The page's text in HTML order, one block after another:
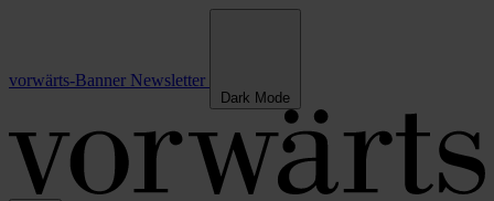
vorwärts-Banner Newsletter
Dark Mode